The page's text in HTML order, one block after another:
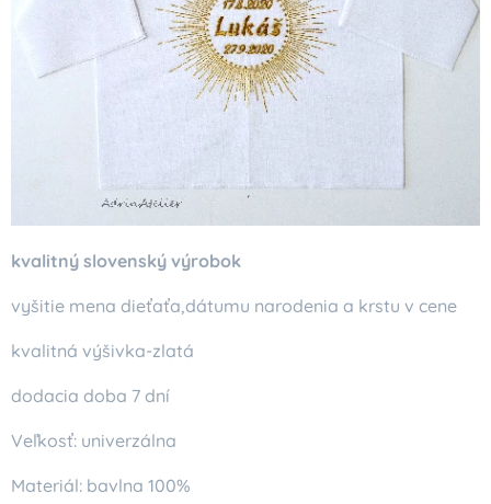
kvalitný slovenský výrobok
vyšitie mena dieťaťa,dátumu narodenia a krstu v cene
kvalitná výšivka-zlatá
dodacia doba 7 dní
Veľkosť: univerzálna
Materiál: bavlna 100%